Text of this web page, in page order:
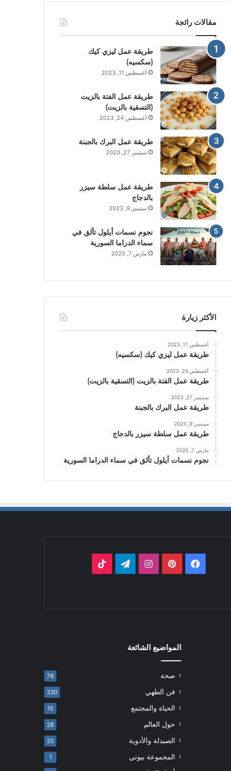
مقالات رائجة
طريقة عمل ليزي كيك
(سكسيه)
أغسطس 11, 2023
طريقة عمل الفتة بالزيت
(التسقية بالزيت)
أغسطس 24, 2023
طريقة عمل البرك بالجبنة
سبتمبر 27, 2023
طريقة عمل سلطة سيزر
بالدجاج
سبتمبر 9, 2023
نجوم نسمات أيلول تألق في
سماء الدراما السورية
مارس 7, 2025
الأكثر زيارة
أغسطس 11, 2023
طريقة عمل ليزي كيك (سكسيه)
أغسطس 24, 2023
طريقة عمل الفتة بالزيت (التسقية بالزيت)
سبتمبر 27, 2023
طريقة عمل البرك بالجبنة
سبتمبر 9, 2023
طريقة عمل سلطة سيزر بالدجاج
مارس 7, 2025
نجوم نسمات أيلول تألق في سماء الدراما السورية
فيسبوكبينتيريستانستقرامتيلقرام
المواضيع الشائعة
صحة 76
فن الطهي 330
الحياة والمجتمع 15
حول العالم 28
الصيدلة والأدوية 20
المجموعة بيوتي 1